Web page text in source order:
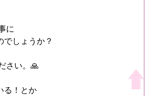
に
でしょうか？
さい。🙏
る！とか